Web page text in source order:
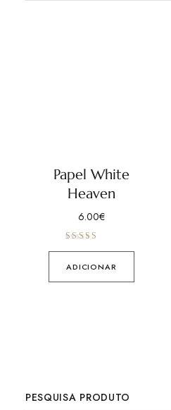
Papel White
Heaven
6.00€
de 5
ADICIONAR
PESQUISA PRODUTO